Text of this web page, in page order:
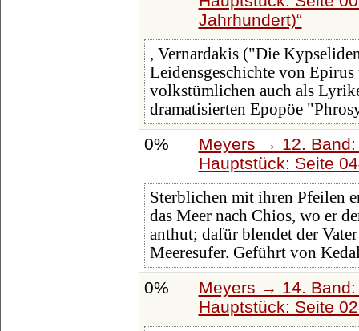
Jahrhundert)
, Vernardakis ("Die
Leidensgeschichte von
volkstümlichen auch als
dramatisierten Epopöe
0%
Meyers → 12.
Hauptstück: Seite
Sterblichen mit ihren Pfeilen
das Meer nach Chios, wo er
anthut; dafür blendet der
Meeresufer. Geführt von
0%
Meyers → 14.
Hauptstück: Seite